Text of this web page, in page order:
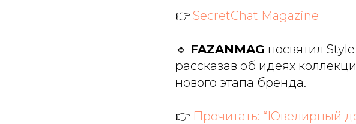
👉 SecretChat Magazine
🔹 FAZANMAG посвятил
рассказав об идеях
нового этапа бренда.
👉 Прочитать: “Ювелирный